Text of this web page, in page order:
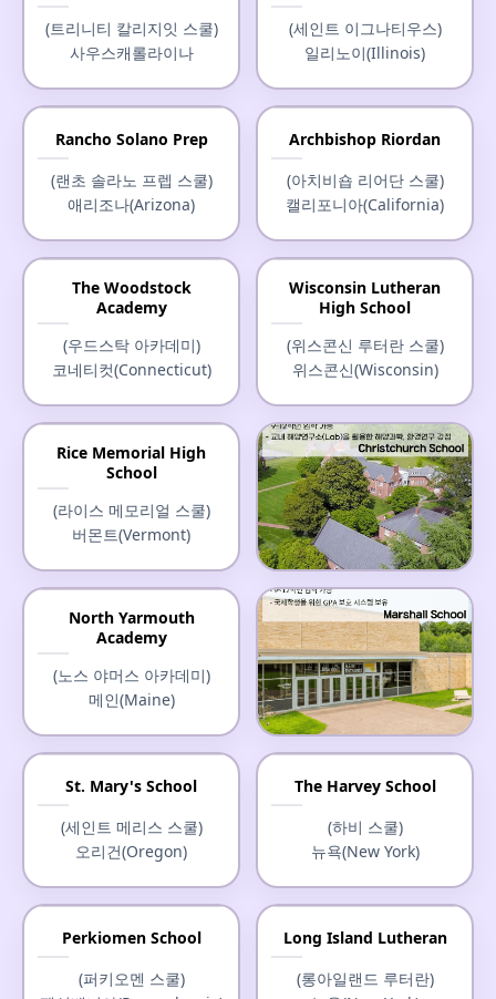
메인(Maine)
(트리니티 칼리지잇 스쿨)
사우스캐롤라이나
(세인트 이그나티우스)
일리노이(Illinois)
Rancho Solano Prep
(랜초 솔라노 프렙 스쿨)
애리조나(Arizona)
Archbishop Riordan
(아치비숍 리어단 스쿨)
캘리포니아(California)
The Woodstock
Academy
(우드스탁 아카데미)
코네티컷(Connecticut)
Wisconsin Lutheran
High School
(위스콘신 루터란 스쿨)
위스콘신(Wisconsin)
Rice Memorial High
School
(라이스 메모리얼 스쿨)
버몬트(Vermont)
Christchurch School
(크라이스트처치 스쿨)
버지니아(Virginia)
North Yarmouth
Academy
(노스 야머스 아카데미)
메인(Maine)
미네소타(Minnesota)
St. Mary's School
(세인트 메리스 스쿨)
오리건(Oregon)
The Harvey School
(하비 스쿨)
뉴욕(New York)
Perkiomen School
(퍼키오멘 스쿨)
Long Island Lutheran
(롱아일랜드 루터란)